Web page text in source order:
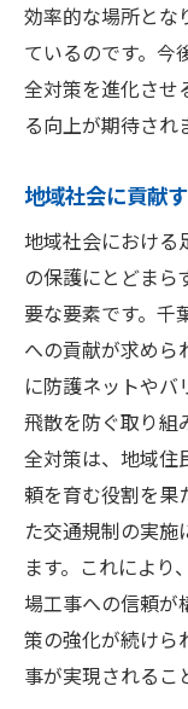
効率的な場所とな
ているのです。今
全対策を進化させ
る向上が期待され
地域社会に貢献
地域社会における
の保護にとどまら
要な要素です。千
への貢献が求めら
に防護ネットや
飛散を防ぐ取り組
全対策は、地域住
頼を育む役割を果
た交通規制の実施
ます。これにより
場工事への信頼が
策の強化が続けら
事が実現されるこ